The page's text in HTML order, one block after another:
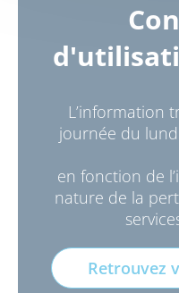
L’information
journée du
en fonction de
nature de la
Retrouvez